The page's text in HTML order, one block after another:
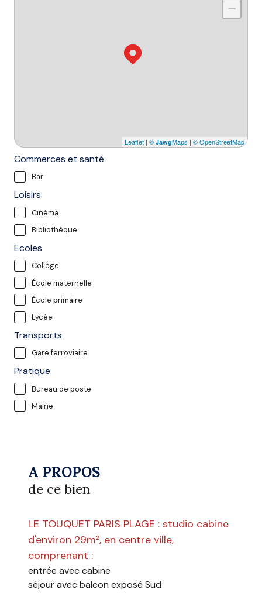
−
Leaflet | © JawgMaps | © OpenStreetMap
Commerces et santé
Bar
Loisirs
Cinéma
Bibliothèque
Ecoles
Collège
École maternelle
École primaire
Lycée
Transports
Gare ferroviaire
Pratique
Bureau de poste
Mairie
A PROPOS
de ce bien
LE TOUQUET PARIS PLAGE : studio cabine
d'environ 29m², en centre ville,
comprenant :
entrée avec cabine
séjour avec balcon exposé Sud